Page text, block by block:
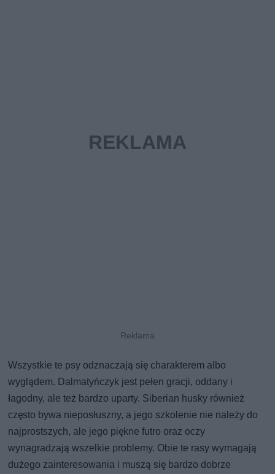
Wszystkie te psy odznaczają się charakterem albo
wyglądem. Dalmatyńczyk jest pełen gracji, oddany i
łagodny, ale też bardzo uparty. Siberian husky również
często bywa nieposłuszny, a jego szkolenie nie należy do
najprostszych, ale jego piękne futro oraz oczy
wynagradzają wszelkie problemy. Obie te rasy wymagają
dużego zainteresowania i muszą się bardzo dobrze